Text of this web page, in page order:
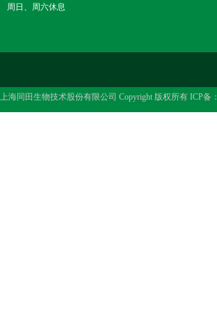
周日、周六休息
上海同田生物技术股份有限公司 Copyright 版权所有 ICP备：